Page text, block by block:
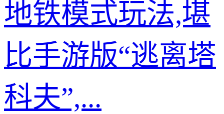
地铁模式玩法,堪
比手游版“逃离塔
科夫”,...